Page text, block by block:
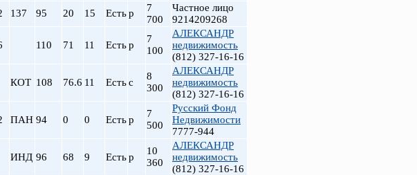
пр. Просвещения
Пролетарская
Рыбацкое
Технологический ин-т
137 95 20 15 Естьр
7
700
Частное лицо
9214209268
110 71 11 Естьр
7
100
АЛЕКСАНДР
недвижимость
(812) 327-16-16
КОТ 108 76.6 11 Естьс
8
300
АЛЕКСАНДР
недвижимость
(812) 327-16-16
ПАН 94 0 0 Естьр
7
500
Русский Фонд
Недвижимости
7777-944
ИНД 96 68 9 Естьр
10
360
АЛЕКСАНДР
недвижимость
(812) 327-16-16